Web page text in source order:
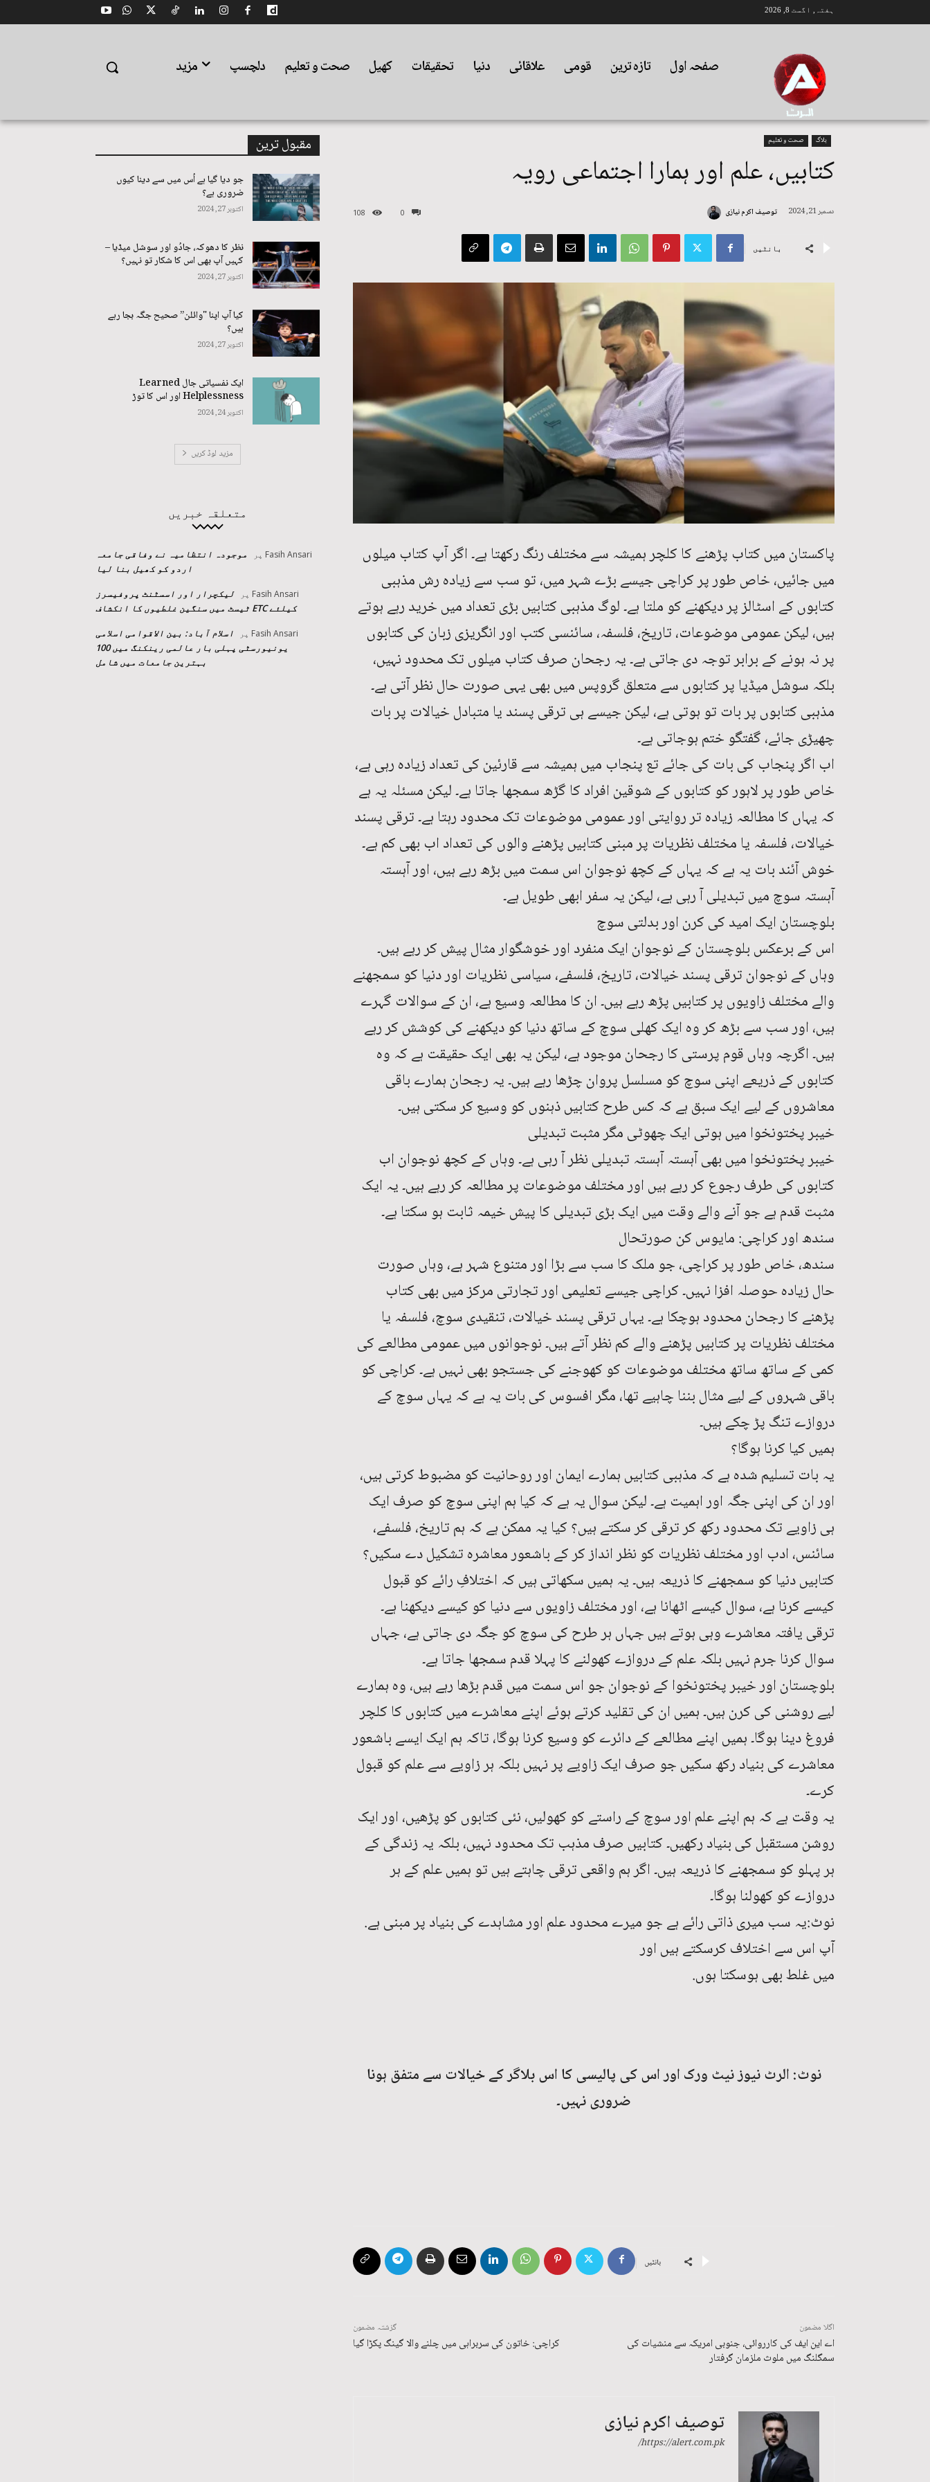
ہفتہ, اگست 8, 2026
صفحہ اول تازہ ترین قومی علاقائی دنیا تحقیقات کھیل صحت و تعلیم دلچسپ مزید
بلاگ صحت و تعلیم
کتابیں، علم اور ہمارا اجتماعی رویہ
0
108 دسمبر 21, 2024 توصیف اکرم نیازی
بانٹیں
پاکستان میں کتاب پڑھنے کا کلچر ہمیشہ سے مختلف رنگ رکھتا ہے۔ اگر آپ کتاب میلوں
میں جائیں، خاص طور پر کراچی جیسے بڑے شہر میں، تو سب سے زیادہ رش مذہبی
کتابوں کے اسٹالز پر دیکھنے کو ملتا ہے۔ لوگ مذہبی کتابیں بڑی تعداد میں خرید رہے ہوتے
ہیں، لیکن عمومی موضوعات، تاریخ، فلسفہ، سائنسی کتب اور انگریزی زبان کی کتابوں
پر نہ ہونے کے برابر توجہ دی جاتی ہے۔ یہ رجحان صرف کتاب میلوں تک محدود نہیں،
بلکہ سوشل میڈیا پر کتابوں سے متعلق گروپس میں بھی یہی صورت حال نظر آتی ہے۔
مذہبی کتابوں پر بات تو ہوتی ہے، لیکن جیسے ہی ترقی پسند یا متبادل خیالات پر بات
چھیڑی جائے، گفتگو ختم ہوجاتی ہے۔
اب اگر پنجاب کی بات کی جائے تع پنجاب میں ہمیشہ سے قارئین کی تعداد زیادہ رہی ہے،
خاص طور پر لاہور کو کتابوں کے شوقین افراد کا گڑھ سمجھا جاتا ہے۔ لیکن مسئلہ یہ ہے
کہ یہاں کا مطالعہ زیادہ تر روایتی اور عمومی موضوعات تک محدود رہتا ہے۔ ترقی پسند
خیالات، فلسفہ یا مختلف نظریات پر مبنی کتابیں پڑھنے والوں کی تعداد اب بھی کم ہے۔
خوش آئند بات یہ ہے کہ یہاں کے کچھ نوجوان اس سمت میں بڑھ رہے ہیں، اور آہستہ
آہستہ سوچ میں تبدیلی آ رہی ہے، لیکن یہ سفر ابھی طویل ہے۔
بلوچستان ایک امید کی کرن اور بدلتی سوچ
اس کے برعکس بلوچستان کے نوجوان ایک منفرد اور خوشگوار مثال پیش کر رہے ہیں۔
وہاں کے نوجوان ترقی پسند خیالات، تاریخ، فلسفے، سیاسی نظریات اور دنیا کو سمجھنے
والے مختلف زاویوں پر کتابیں پڑھ رہے ہیں۔ ان کا مطالعہ وسیع ہے، ان کے سوالات گہرے
ہیں، اور سب سے بڑھ کر وہ ایک کھلی سوچ کے ساتھ دنیا کو دیکھنے کی کوشش کر رہے
ہیں۔ اگرچہ وہاں قوم پرستی کا رجحان موجود ہے، لیکن یہ بھی ایک حقیقت ہے کہ وہ
کتابوں کے ذریعے اپنی سوچ کو مسلسل پروان چڑھا رہے ہیں۔ یہ رجحان ہمارے باقی
معاشروں کے لیے ایک سبق ہے کہ کس طرح کتابیں ذہنوں کو وسیع کر سکتی ہیں۔
خیبر پختونخوا میں ہوتی ایک چھوٹی مگر مثبت تبدیلی
خیبر پختونخوا میں بھی آہستہ آہستہ تبدیلی نظر آ رہی ہے۔ وہاں کے کچھ نوجوان اب
کتابوں کی طرف رجوع کر رہے ہیں اور مختلف موضوعات پر مطالعہ کر رہے ہیں۔ یہ ایک
مثبت قدم ہے جو آنے والے وقت میں ایک بڑی تبدیلی کا پیش خیمہ ثابت ہو سکتا ہے۔
سندھ اور کراچی: مایوس کن صورتحال
سندھ، خاص طور پر کراچی، جو ملک کا سب سے بڑا اور متنوع شہر ہے، وہاں صورت
حال زیادہ حوصلہ افزا نہیں۔ کراچی جیسے تعلیمی اور تجارتی مرکز میں بھی کتاب
پڑھنے کا رجحان محدود ہوچکا ہے۔ یہاں ترقی پسند خیالات، تنقیدی سوچ، فلسفہ یا
مختلف نظریات پر کتابیں پڑھنے والے کم نظر آتے ہیں۔ نوجوانوں میں عمومی مطالعے کی
کمی کے ساتھ ساتھ مختلف موضوعات کو کھوجنے کی جستجو بھی نہیں ہے۔ کراچی کو
باقی شہروں کے لیے مثال بننا چاہیے تھا، مگر افسوس کی بات یہ ہے کہ یہاں سوچ کے
دروازے تنگ پڑ چکے ہیں۔
ہمیں کیا کرنا ہوگا؟
یہ بات تسلیم شدہ ہے کہ مذہبی کتابیں ہمارے ایمان اور روحانیت کو مضبوط کرتی ہیں،
اور ان کی اپنی جگہ اور اہمیت ہے۔ لیکن سوال یہ ہے کہ کیا ہم اپنی سوچ کو صرف ایک
ہی زاویے تک محدود رکھ کر ترقی کر سکتے ہیں؟ کیا یہ ممکن ہے کہ ہم تاریخ، فلسفے،
سائنس، ادب اور مختلف نظریات کو نظر انداز کر کے باشعور معاشرہ تشکیل دے سکیں؟
کتابیں دنیا کو سمجھنے کا ذریعہ ہیں۔ یہ ہمیں سکھاتی ہیں کہ اختلافِ رائے کو قبول
کیسے کرنا ہے، سوال کیسے اٹھانا ہے، اور مختلف زاویوں سے دنیا کو کیسے دیکھنا ہے۔
ترقی یافتہ معاشرے وہی ہوتے ہیں جہاں ہر طرح کی سوچ کو جگہ دی جاتی ہے، جہاں
سوال کرنا جرم نہیں بلکہ علم کے دروازے کھولنے کا پہلا قدم سمجھا جاتا ہے۔
بلوچستان اور خیبر پختونخوا کے نوجوان جو اس سمت میں قدم بڑھا رہے ہیں، وہ ہمارے
لیے روشنی کی کرن ہیں۔ ہمیں ان کی تقلید کرتے ہوئے اپنے معاشرے میں کتابوں کا کلچر
فروغ دینا ہوگا۔ ہمیں اپنے مطالعے کے دائرے کو وسیع کرنا ہوگا، تاکہ ہم ایک ایسے باشعور
معاشرے کی بنیاد رکھ سکیں جو صرف ایک زاویے پر نہیں بلکہ ہر زاویے سے علم کو قبول
کرے۔
یہ وقت ہے کہ ہم اپنے علم اور سوچ کے راستے کو کھولیں، نئی کتابوں کو پڑھیں، اور ایک
روشن مستقبل کی بنیاد رکھیں۔ کتابیں صرف مذہب تک محدود نہیں، بلکہ یہ زندگی کے
ہر پہلو کو سمجھنے کا ذریعہ ہیں۔ اگر ہم واقعی ترقی چاہتے ہیں تو ہمیں علم کے ہر
دروازے کو کھولنا ہوگا۔
نوٹ:یہ سب میری ذاتی رائے ہے جو میرے محدود علم اور مشاہدے کی بنیاد پر مبنی ہے.
آپ اس سے اختلاف کرسکتے ہیں اور
میں غلط بھی ہوسکتا ہوں.
نوٹ: الرٹ نیوز نیٹ ورک اور اس کی پالیسی کا اس بلاگر کے خیالات سے متفق ہونا
ضروری نہیں۔
بانٹیں
گزشتہ مضمون
کراچی: خاتون کی سربراہی میں چلنے والا گینگ پکڑا گیا
اگلا مضمون
اے این ایف کی کارروائی، جنوبی امریکہ سے منشیات کی
سمگلنگ میں ملوث ملزمان گرفتار
توصیف اکرم نیازی
https://alert.com.pk/
مقبول ترین
جو دیا گیا ہے اُس میں سے دینا کیوں
ضروری ہے؟
اکتوبر 27, 2024
نظر کا دھوکہ، جادُو اور سوشل میڈیا –
کہیں آپ بھی اس کا شکار تو نہیں؟
اکتوبر 27, 2024
کیا آپ اپنا "وائلن” صحیح جگہ بجا رہے
ہیں؟
اکتوبر 27, 2024
ایک نفسیاتی جال Learned
Helplessness اور اس کا توڑ
اکتوبر 24, 2024
مزید لوڈ کریں
متعلقہ خبریں
Fasih Ansari پر
موجودہ انتظامیہ نے وفاقی جامعہ
اردو کو کھیل بنا لیا
Fasih Ansari پر
لیکچرار اور اسسٹنٹ پروفیسرز
کیلئے ETC ٹیسٹ میں سنگین غلطیوں کا انکشاف
Fasih Ansari پر
اسلام آباد: بین الاقوامی اسلامی
یونیورسٹی پہلی بار عالمی رینکنگ میں 100
بہترین جامعات میں شامل